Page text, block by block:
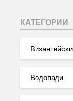
КАТЕГОРИИ
Византийски
Водопади